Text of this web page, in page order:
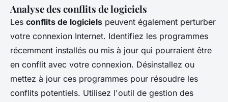
Analyse des conflits de logiciels
Les conflits de logiciels peuvent également perturber
votre connexion Internet. Identifiez les programmes
récemment installés ou mis à jour qui pourraient être
en conflit avec votre connexion. Désinstallez ou
mettez à jour ces programmes pour résoudre les
conflits potentiels. Utilisez l'outil de gestion des